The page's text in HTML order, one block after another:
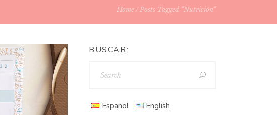
Home Posts Tagged "nutrición"
BUSCAR:
Español English